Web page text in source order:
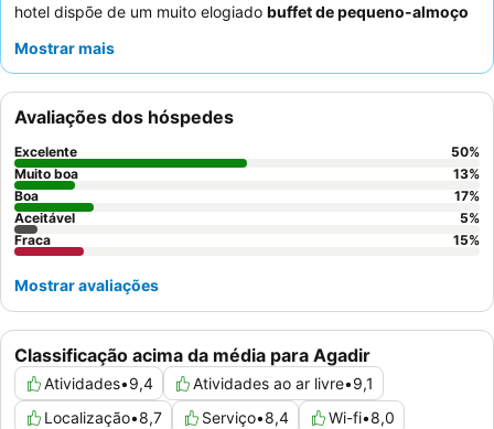
hotel dispõe de um muito elogiado buffet de pequeno-almoço
um delicioso sumo de laranja natural. Os hóspedes elogiam
particularmente a equipa da receção, pelo seu serviço
excecional. Para uma experiência mais tranquila, os hóspedes
devem considerar solicitar um quarto longe da área da
discoteca.
Mostrar mais
Classificação acima da média para Agadir
Atividades•9,4 Atividades ao ar livre•9,1
Localização•8,7 Serviço•8,4 Wi-fi•8,0
Avaliações dos hóspedes
Excelente 50%
Muito boa
13%
Boa
17%
Aceitável
5%
Fraca
15%
Mostrar avaliações